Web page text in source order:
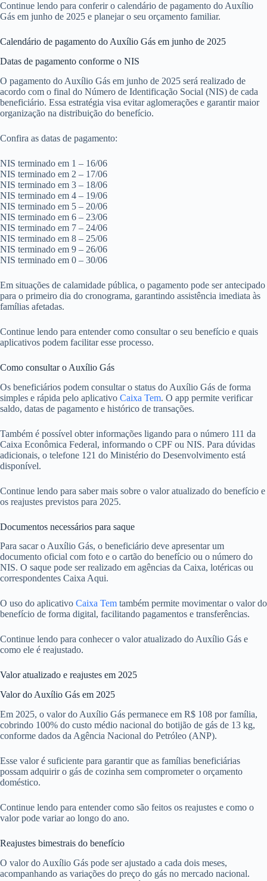
Continue lendo para conferir o calendário de pagamento do Auxílio
Gás em junho de 2025 e planejar o seu orçamento familiar.
Calendário de pagamento do Auxílio Gás em junho de 2025
Datas de pagamento conforme o NIS
O pagamento do Auxílio Gás em junho de 2025 será realizado de
acordo com o final do Número de Identificação Social (NIS) de cada
beneficiário. Essa estratégia visa evitar aglomerações e garantir maior
organização na distribuição do benefício.
Confira as datas de pagamento:
NIS terminado em 1 – 16/06
NIS terminado em 2 – 17/06
NIS terminado em 3 – 18/06
NIS terminado em 4 – 19/06
NIS terminado em 5 – 20/06
NIS terminado em 6 – 23/06
NIS terminado em 7 – 24/06
NIS terminado em 8 – 25/06
NIS terminado em 9 – 26/06
NIS terminado em 0 – 30/06
Em situações de calamidade pública, o pagamento pode ser antecipado
para o primeiro dia do cronograma, garantindo assistência imediata às
famílias afetadas.
Continue lendo para entender como consultar o seu benefício e quais
aplicativos podem facilitar esse processo.
Como consultar o Auxílio Gás
Os beneficiários podem consultar o status do Auxílio Gás de forma
simples e rápida pelo aplicativo Caixa Tem. O app permite verificar
saldo, datas de pagamento e histórico de transações.
Também é possível obter informações ligando para o número 111 da
Caixa Econômica Federal, informando o CPF ou NIS. Para dúvidas
adicionais, o telefone 121 do Ministério do Desenvolvimento está
disponível.
Continue lendo para saber mais sobre o valor atualizado do benefício e
os reajustes previstos para 2025.
Documentos necessários para saque
Para sacar o Auxílio Gás, o beneficiário deve apresentar um
documento oficial com foto e o cartão do benefício ou o número do
NIS. O saque pode ser realizado em agências da Caixa, lotéricas ou
correspondentes Caixa Aqui.
O uso do aplicativo Caixa Tem também permite movimentar o valor do
benefício de forma digital, facilitando pagamentos e transferências.
Continue lendo para conhecer o valor atualizado do Auxílio Gás e
como ele é reajustado.
Valor atualizado e reajustes em 2025
Valor do Auxílio Gás em 2025
Em 2025, o valor do Auxílio Gás permanece em R$ 108 por família,
cobrindo 100% do custo médio nacional do botijão de gás de 13 kg,
conforme dados da Agência Nacional do Petróleo (ANP).
Esse valor é suficiente para garantir que as famílias beneficiárias
possam adquirir o gás de cozinha sem comprometer o orçamento
doméstico.
Continue lendo para entender como são feitos os reajustes e como o
valor pode variar ao longo do ano.
Reajustes bimestrais do benefício
O valor do Auxílio Gás pode ser ajustado a cada dois meses,
acompanhando as variações do preço do gás no mercado nacional.